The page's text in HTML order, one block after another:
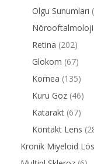
Olgu Sunumları
Nörooftalmoloji
Retina (202)
Glokom (67)
Kornea (135)
Kuru Göz (46)
Katarakt (67)
Kontakt Lens
Kronik Miyeloid